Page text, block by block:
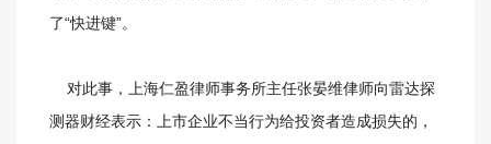
了“快进键”。
对此事，上海仁盈律师事务所主任张晏维侓师向雷达探
测器财经表示：上市企业不当行为给投资者造成损失的，